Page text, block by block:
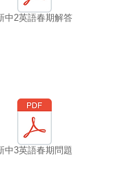
中2英語春期解答
中3英語春期問題